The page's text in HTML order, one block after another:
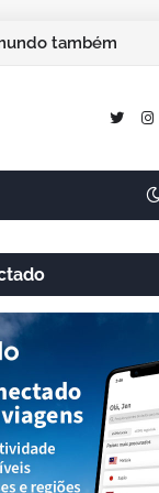
também